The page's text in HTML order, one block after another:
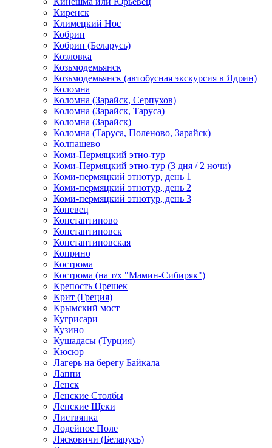
Киренск
Климецкий Нос
Кобрин
Кобрин (Беларусь)
Козловка
Козьмодемьянск
Козьмодемьянск (автобусная экскурсия в Ядрин)
Коломна
Коломна (Зарайск, Серпухов)
Коломна (Зарайск, Таруса)
Коломна (Зарайск)
Коломна (Таруса, Поленово, Зарайск)
Колпашево
Коми-Пермяцкий этно-тур
Коми-Пермяцкий этно-тур (3 дня / 2 ночи)
Коми-пермяцкий этнотур, день 1
Коми-пермяцкий этнотур, день 2
Коми-пермяцкий этнотур, день 3
Коневец
Константиново
Константиновск
Константиновская
Коприно
Кострома
Кострома (на т/х "Мамин-Сибиряк")
Крепость Орешек
Крит (Греция)
Крымский мост
Кугрисари
Кузино
Кушадасы (Турция)
Кюсюр
Лагерь на берегу Байкала
Лаппи
Ленск
Ленские Столбы
Ленские Щеки
Листвянка
Лодейное Поле
Лясковичи (Беларусь)